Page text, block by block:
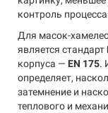
контроль процесса.
Для масок-
является стандарт
корпуса — EN 175.
определяет,
затемнение и
теплового и